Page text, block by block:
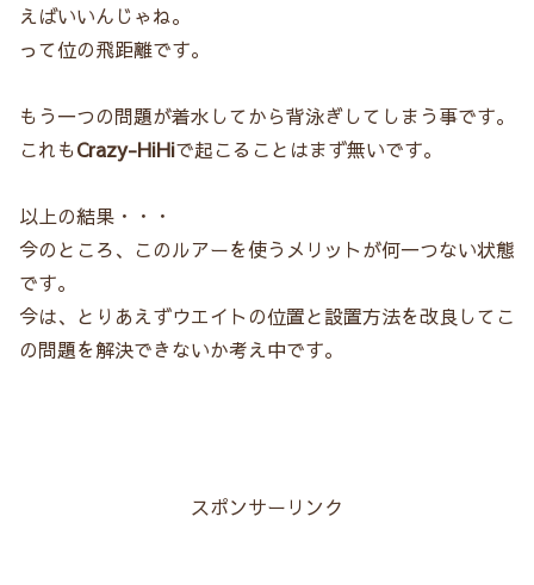
えばいいんじゃね。
って位の飛距離です。
もう一つの問題が着水してから背泳ぎしてしまう事です。
これもCrazy-HiHiで起こることはまず無いです。
以上の結果・・・
今のところ、このルアーを使うメリットが何一つない状態
です。
今は、とりあえずウエイトの位置と設置方法を改良してこ
の問題を解決できないか考え中です。
スポンサーリンク